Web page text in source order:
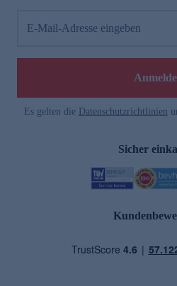
E-Mail-Adresse eingeben
Es gelten die Datenschutzrichtlinien
Sicher